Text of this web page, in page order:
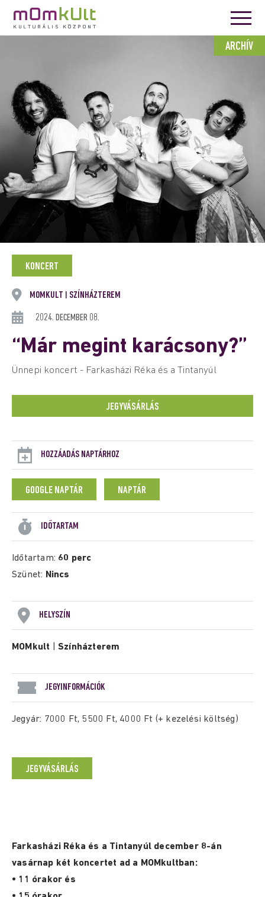
ARCHÍV
KONCERT
MOMKULT SZÍNHÁZTEREM
2024. DECEMBER 08.
“Már megint karácsony?”
Ünnepi koncert - Farkasházi Réka és a Tintanyúl
JEGYVÁSÁRLÁS
HOZZÁADÁS NAPTÁRHOZ
GOOGLE NAPTÁR NAPTÁR
IDŐTARTAM
Időtartam: 60 perc
Szünet: Nincs
HELYSZÍN
MOMkult |Színházterem
JEGYINFORMÁCIÓK
Jegyár: 7000 Ft, 5500 Ft, 4000 Ft (+ kezelési költség)
JEGYVÁSÁRLÁS
Farkasházi Réka és a Tintanyúl december 8-án
vasárnap két koncertet ad a MOMkultban:
• 11 órakor és